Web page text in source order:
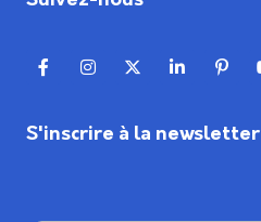
S'inscrire à la newsletter